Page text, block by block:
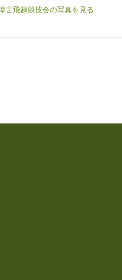
害飛越競技会の写真を見る